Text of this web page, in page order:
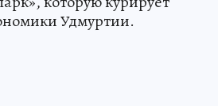
Удмуртии.